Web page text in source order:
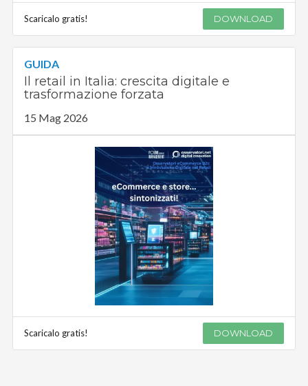
Scaricalo gratis! DOWNLOAD
GUIDA
Il retail in Italia: crescita digitale e
trasformazione forzata
15 Mag 2026
Scaricalo gratis! DOWNLOAD